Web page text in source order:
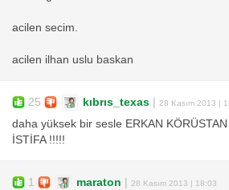
acilen secim.
acilen ilhan uslu baskan
25 kıbrıs_texas | 28 Kasım 2013 |
daha yüksek bir sesle ERKAN KÖRÜSTAN
İSTİFA !!!!!
1 maraton | 28 Kasım 2013 | 18:03